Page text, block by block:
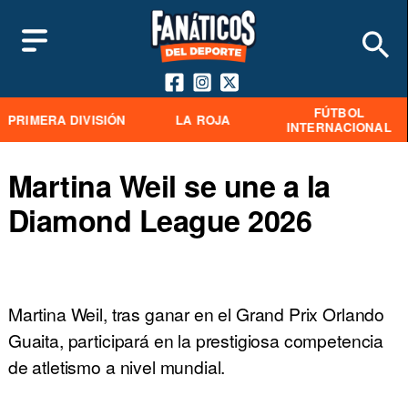
PRIMERA DIVISIÓN LA ROJA
FÚTBOL
INTERNACIONAL
Martina Weil se une a la
Diamond League 2026
Martina Weil, tras ganar en el Grand Prix Orlando
Guaita, participará en la prestigiosa competencia
de atletismo a nivel mundial.